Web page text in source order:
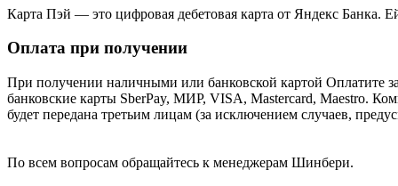
Карта Пэй — это цифровая дебетовая карта от Яндекс Банка.
Оплата при получении
При получении наличными или банковской картой Оплатите
банковские карты SberPay, МИР, VISA, Mastercard, Maestro.
будет передана третьим лицам (за исключением случаев,
По всем вопросам обращайтесь к менеджерам Шинбери.